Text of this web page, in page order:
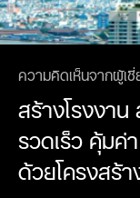
ผลิตภัณฑ์
มีเดีย
ข่าวสารและกิจกรรม
แกลเลอรี่
โบรชัวร์
ติดต่อเรา
ความคิดเห็นจากผู้
สร้างโรงงาน
รวดเร็ว คุ้มค่
ด้วยโครงสร้